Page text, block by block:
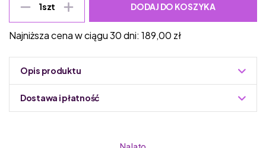
1szt DODAJ DO KOSZYKA
Najniższa cena w ciągu 30 dni: 189,00 zł
Opis produktu
Dostawa i płatność